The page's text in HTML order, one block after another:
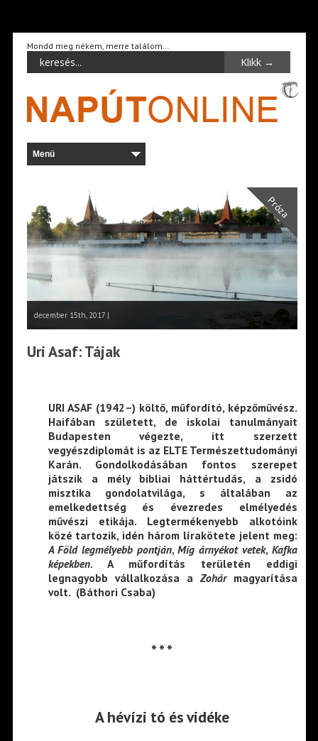
Mondd meg nékem, merre találom…
Próza
december 15th, 2017 |
Uri Asaf: Tájak
URI ASAF (1942–) költő, műfordító, képzőművész.
Haifában született, de iskolai tanulmányait
Budapesten végezte, itt szerzett
vegyészdiplomát is az ELTE Természettudományi
Karán. Gondolkodásában fontos szerepet
játszik a mély bibliai háttértudás, a zsidó
misztika gondolatvilága, s általában az
emelkedettség és évezredes elmélyedés
művészi etikája. Legtermékenyebb alkotóink
közé tartozik, idén három lírakötete jelent meg:
A Föld legmélyebb pontján,Míg árnyékot vetek, Kafka
képekben. A műfordítás területén eddigi
legnagyobb vállalkozása a Zohármagyarítása
volt. (Báthori Csaba)
* * *
A hévízi tó és vidéke